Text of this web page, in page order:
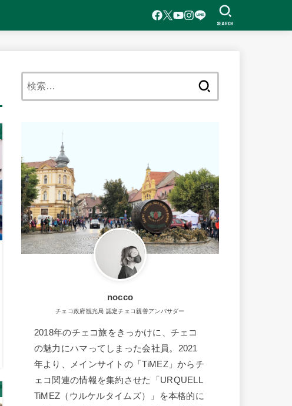
SEARCH
nocco
チェコ政府観光局 認定チェコ親善アンバサダー
2018年のチェコ旅をきっかけに、チェコ
の魅力にハマってしまった会社員。2021
年より、メインサイトの「TiMEZ」からチ
ェコ関連の情報を集約させた「URQUELL
TiMEZ（ウルケルタイムズ）」を本格的に